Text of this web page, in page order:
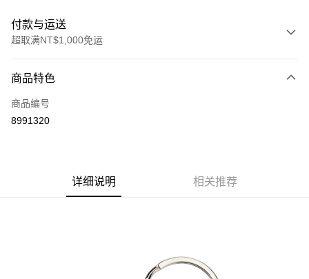
付款与运送
超取满NT$1,000免运
信用卡一次付款
超商取货付款
商品特色
商品编号
8991320
详细说明 相关推荐